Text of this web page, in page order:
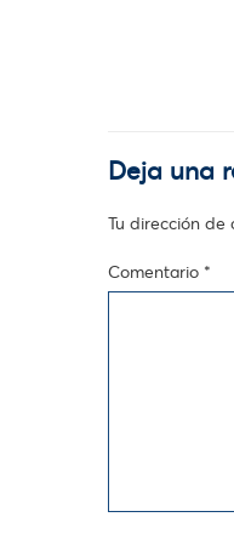
Deja una
Tu dirección de
Comentario *